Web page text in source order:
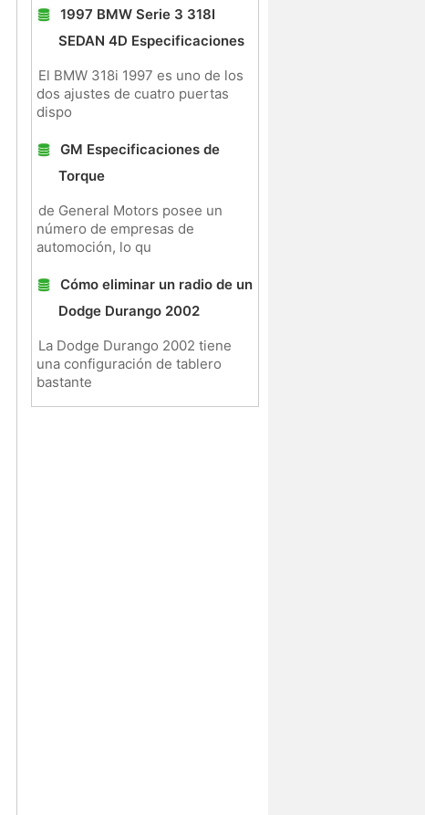
1997 BMW Serie 3 318I
SEDAN 4D Especificaciones
El BMW 318i 1997 es uno de los
dos ajustes de cuatro puertas
dispo
GM Especificaciones de
Torque
de General Motors posee un
número de empresas de
automoción, lo qu
Cómo eliminar un radio de un
Dodge Durango 2002
La Dodge Durango 2002 tiene
una configuración de tablero
bastante